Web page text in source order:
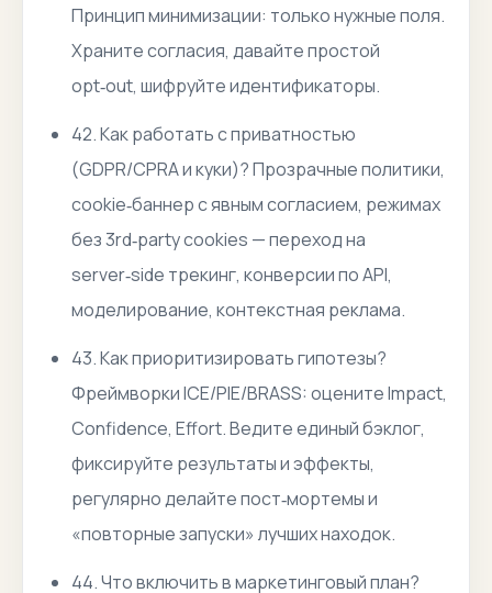
Принцип минимизации: только нужные поля.
Храните согласия, давайте простой
opt‑out, шифруйте идентификаторы.
42. Как работать с приватностью
(GDPR/CPRA и куки)? Прозрачные политики,
cookie‑баннер с явным согласием, режимах
без 3rd‑party cookies — переход на
server‑side трекинг, конверсии по API,
моделирование, контекстная реклама.
43. Как приоритизировать гипотезы?
Фреймворки ICE/PIE/BRASS: оцените Impact,
Confidence, Effort. Ведите единый бэклог,
фиксируйте результаты и эффекты,
регулярно делайте пост‑мортемы и
«повторные запуски» лучших находок.
44. Что включить в маркетинговый план?